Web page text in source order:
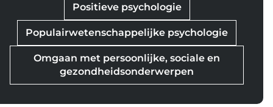
Positieve psychologie
Populairwetenschappelijke psychologie
Omgaan met persoonlijke, sociale en
gezondheidsonderwerpen